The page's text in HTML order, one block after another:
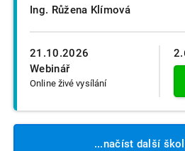
21.10.2026
Webinář
Online živé vysílání
Ing. Růžena Klímová
...načíst další